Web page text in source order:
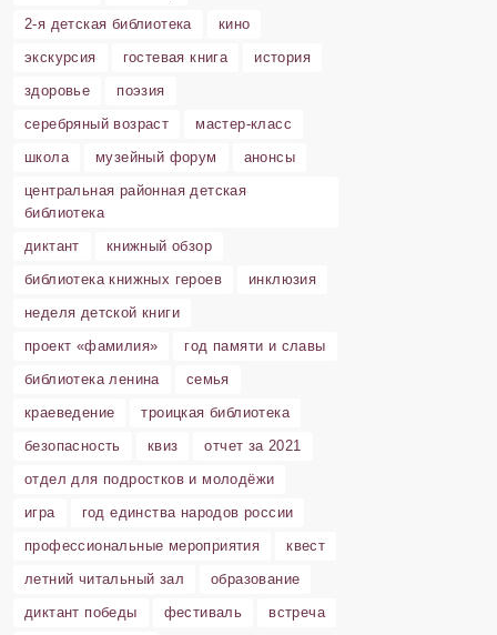
2-я детская библиотека
кино
экскурсия
гостевая книга
история
здоровье
поэзия
серебряный возраст
мастер-класс
школа
музейный форум
анонсы
центральная районная детская
библиотека
диктант
книжный обзор
библиотека книжных героев
инклюзия
неделя детской книги
проект «фамилия»
год памяти и славы
библиотека ленина
семья
краеведение
троицкая библиотека
безопасность
квиз
отчет за 2021
отдел для подростков и молодёжи
игра
год единства народов россии
профессиональные мероприятия
квест
летний читальный зал
образование
диктант победы
фестиваль
встреча